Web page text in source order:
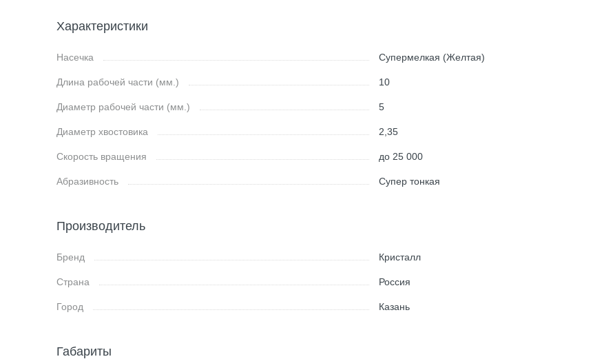
Характеристики
Насечка Супермелкая (Желтая)
Длина рабочей части (мм.) 10
Диаметр рабочей части (мм.) 5
Диаметр хвостовика 2,35
Скорость вращения до 25 000
Абразивность Супер тонкая
Производитель
Бренд Кристалл
Страна Россия
Город Казань
Габариты